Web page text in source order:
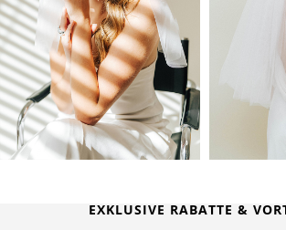
EXKLUSIVE RABATTE &